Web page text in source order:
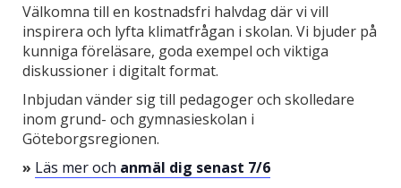
Välkomna till en kostnadsfri halvdag där vi vill
inspirera och lyfta klimatfrågan i skolan. Vi bjuder på
kunniga föreläsare, goda exempel och viktiga
diskussioner i digitalt format.
Inbjudan vänder sig till pedagoger och skolledare
inom grund- och gymnasieskolan i
Göteborgsregionen.
» Läs mer och anmäl dig senast 7/6